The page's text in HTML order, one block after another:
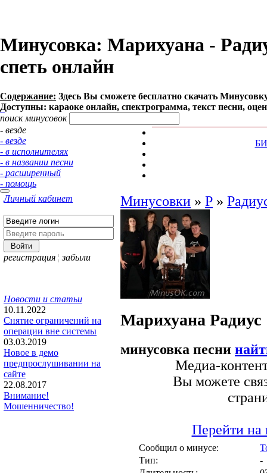
Минусовка: Марихуана -
спеть онлайн
Содержание: Здесь Вы сможете бесплатно cкачать
Доступны: караоке онлайн, спектрограмма, текст песни,
поиск минусовок
- везде
- везде
- в исполнителях
- в названии песни
- расширенный
- помощь
Личный кабинет
регистрация ¦ забыли
Новости и статьи
10.11.2022
Снятие ограничений на
операции вне системы
03.03.2019
Новое в демо
предпрослушивании на
сайте
22.08.2017
Внимание!
Мошенничество!
Минусовки » Р »
Марихуана Радиус
минусовка песни
Медиа-
Вы можете
Перейти на
Сообщил о минусе:
Тип:
-